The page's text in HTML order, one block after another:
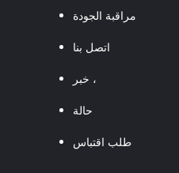
مراقبة الجودة
اتصل بنا
خبر ،
حالة
طلب اقتباس